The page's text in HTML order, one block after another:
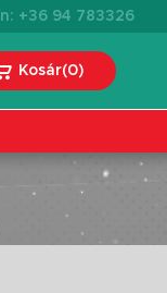
+36 94 783326
Kosár(0)